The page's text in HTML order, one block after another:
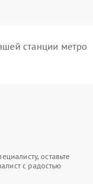
станции метро
оставьте
с радостью